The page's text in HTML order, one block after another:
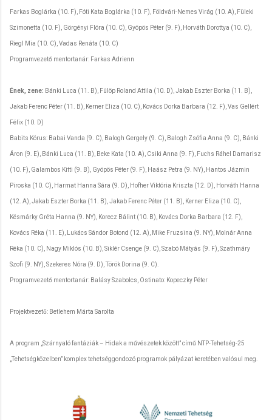
Farkas Boglárka (10. F), Fóti Kata Boglárka (10. F), Földvári-Nemes Virág (10. A), Füleki
Szimonetta (10. F), Görgényi Flóra (10. C), Gyöpös Péter (9. F), Horváth Dorottya (10. C),
Riegl Mia (10. C), Vadas Renáta (10. C)
Programvezető mentortanár: Farkas Adrienn
Ének, zene: Bánki Luca (11. B), Fülöp Roland Attila (10. D), Jakab Eszter Borka (11. B),
Jakab Ferenc Péter (11. B), Kerner Eliza (10. C), Kovács Dorka Barbara (12. F), Vas Gellért
Félix (10. D)
Babits Kórus: Babai Vanda (9. C), Balogh Gergely (9. C), Balogh Zsófia Anna (9. C), Bánki
Áron (9. E), Bánki Luca (11. B), Beke Kata (10. A), Csiki Anna (9. F), Fuchs Ráhel Damarisz
(10. F), Galambos Kitti (9. B), Gyöpös Péter (9. F), Haász Petra (9. NY), Hantos Jázmin
Piroska (10. C), Harmat Hanna Sára (9. D), Hofher Viktória Kriszta (12. D), Horváth Hanna
(12. A), Jakab Eszter Borka (11. B), Jakab Ferenc Péter (11. B), Kerner Eliza (10. C),
Késmárky Gréta Hanna (9. NY), Korecz Bálint (10. B), Kovács Dorka Barbara (12. F),
Kovács Réka (11. E), Lukács Sándor Botond (12. A), Mike Fruzsina (9. NY), Molnár Anna
Réka (10. C), Nagy Miklós (10. B), Siklér Csenge (9. C), Szabó Mátyás (9. F), Szathmáry
Szofi (9. NY), Szekeres Nóra (9. D), Török Dorina (9. C).
Programvezető mentortanár: Balásy Szabolcs, Ostinato: Kopeczky Péter
Projektvezető: Betlehem Márta Sarolta
A program „Szárnyaló fantáziák – Hidak a művészetek között” című NTP-Tehetség-25
„Tehetségközelben” komplex tehetséggondozó programok pályázat keretében valósul meg.